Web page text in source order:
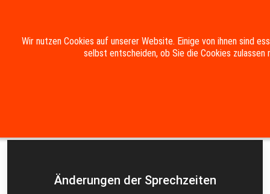
Impressum Datenschutzerklärung
Änderungen der Sprechzeiten
Wir nutzen Cookies auf unserer Website. Einige von ihnen sind
selbst entscheiden, ob Sie die Cookies